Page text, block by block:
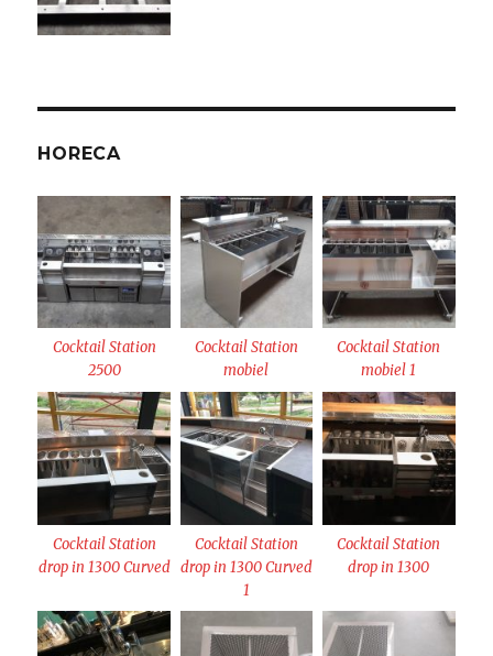
HORECA
Cocktail Station
2500
Cocktail Station
mobiel
Cocktail Station
mobiel 1
Cocktail Station
drop in 1300 Curved
Cocktail Station
drop in 1300 Curved
1
Cocktail Station
drop in 1300